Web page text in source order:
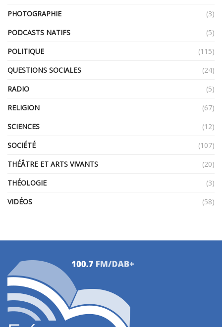
PHOTOGRAPHIE
(3)
PODCASTS NATIFS
(5)
POLITIQUE
(115)
QUESTIONS SOCIALES
(24)
RADIO
(5)
RELIGION
(67)
SCIENCES
(12)
SOCIÉTÉ
(107)
THÉÂTRE ET ARTS VIVANTS
(20)
THÉOLOGIE
(3)
VIDÉOS
(58)